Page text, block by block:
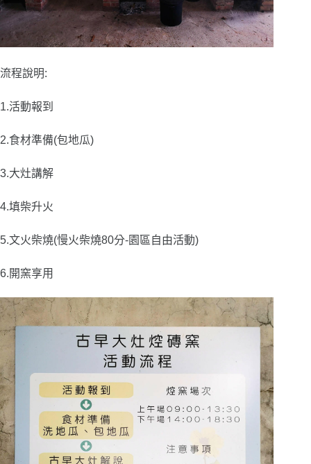
流程說明:
1.活動報到
2.食材準備(包地瓜)
3.大灶講解
4.填柴升火
5.文火柴燒(慢火柴燒80分-園區自由活動)
6.開窯享用